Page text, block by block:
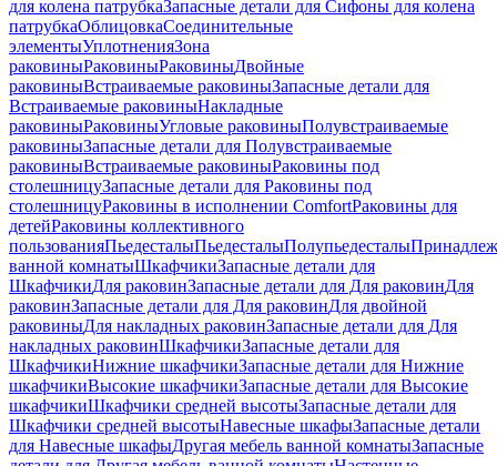
для колена патрубкаЗапасные детали для Сифоны для колена
патрубкаОблицовкаСоединительные
элементыУплотненияЗона
раковиныРаковиныРаковиныДвойные
раковиныВстраиваемые раковиныЗапасные детали для
Встраиваемые раковиныНакладные
раковиныРаковиныУгловые раковиныПолувстраиваемые
раковиныЗапасные детали для Полувстраиваемые
раковиныВстраиваемые раковиныРаковины под
столешницуЗапасные детали для Раковины под
столешницуРаковины в исполнении ComfortPаковины для
детейРаковины коллективного
пользованияПьедесталыПьедесталыПолупьедесталы
ванной комнатыШкафчикиЗапасные детали для
ШкафчикиДля раковинЗапасные детали для Для раковинДля
раковинЗапасные детали для Для раковинДля двойной
раковиныДля накладных pаковинЗапасные детали для Для
накладных pаковинШкафчикиЗапасные детали для
ШкафчикиНижние шкафчикиЗапасные детали для Нижние
шкафчикиВысокие шкафчикиЗапасные детали для Высокие
шкафчикиШкафчики средней высотыЗапасные детали для
Шкафчики средней высотыНавесные шкафыЗапасные детали
для Навесные шкафыДругая мебель ванной комнатыЗапасные